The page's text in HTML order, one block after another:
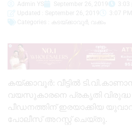
Admin YS September 26, 2019
3:03
Updated : September 26, 2019
3:07 PM
Categories :
കടയ്ക്കാവൂർ വക്കം
കയ്ക്കാവൂർ: വീട്ടിൽ
വയസുകാരനെ പ്രകൃതി
പീഡനത്തിന് ഇരയാക്കിയ
പോലീസ് അറസ്റ്റ് ചെയ്തു.